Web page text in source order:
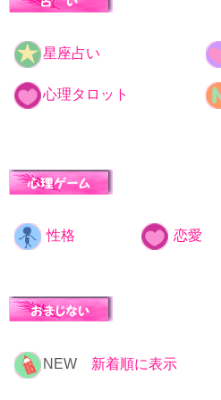
星座占い
心理タロット
性格 恋愛
NEW 新着順に表示